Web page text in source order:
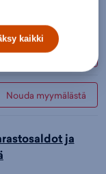
Nouda myymälästä
Nouda myymälästä
ja
kaikki